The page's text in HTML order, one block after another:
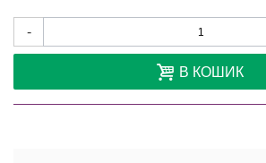
-
В КОШИК